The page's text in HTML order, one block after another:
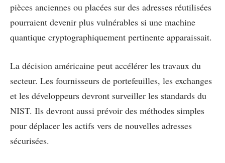
pièces anciennes ou placées sur des adresses réutilisées
pourraient devenir plus vulnérables si une machine
quantique cryptographiquement pertinente apparaissait.
La décision américaine peut accélérer les travaux du
secteur. Les fournisseurs de portefeuilles, les exchanges
et les développeurs devront surveiller les standards du
NIST. Ils devront aussi prévoir des méthodes simples
pour déplacer les actifs vers de nouvelles adresses
sécurisées.